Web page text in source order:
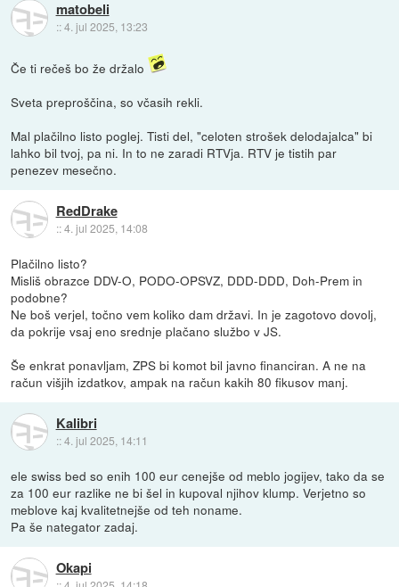
matobeli
::4. jul 2025, 13:23
Če ti rečeš bo že držalo
Sveta preproščina, so včasih rekli.
Mal plačilno listo poglej. Tisti del, "celoten strošek delodajalca" bi
lahko bil tvoj, pa ni. In to ne zaradi RTVja. RTV je tistih par
penezev mesečno.
RedDrake
::4. jul 2025, 14:08
Plačilno listo?
Misliš obrazce DDV-O, PODO-OPSVZ, DDD-DDD, Doh-Prem in
podobne?
Ne boš verjel, točno vem koliko dam državi. In je zagotovo dovolj,
da pokrije vsaj eno srednje plačano službo v JS.
Še enkrat ponavljam, ZPS bi komot bil javno financiran. A ne na
račun višjih izdatkov, ampak na račun kakih 80 fikusov manj.
Kalibri
::4. jul 2025, 14:11
ele swiss bed so enih 100 eur cenejše od meblo jogijev, tako da se
za 100 eur razlike ne bi šel in kupoval njihov klump. Verjetno so
meblove kaj kvalitetnejše od teh noname.
Pa še nategator zadaj.
Okapi